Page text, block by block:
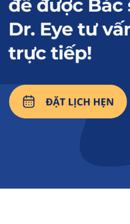
gì
2. Lợi ích nổi
Dưới đây là những
khi dùng sữa đúng